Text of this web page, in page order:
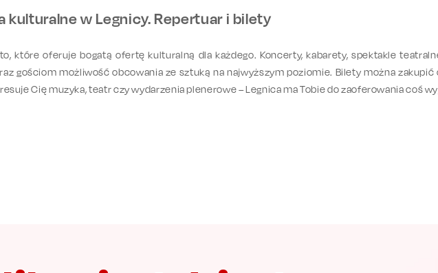
kulturalne w Legnicy. Repertuar i bilety
które oferuje bogatą ofertę kulturalną dla każdego. Koncerty, kabarety, spektakle
gościom możliwość obcowania ze sztuką na najwyższym poziomie. Bilety można zakupić
Cię muzyka, teatr czy wydarzenia plenerowe – Legnica ma Tobie do zaoferowania coś